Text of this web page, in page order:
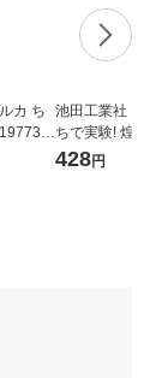
カ ち
池田工業社 こ
ちで実験! 煌め
780 1個
428円